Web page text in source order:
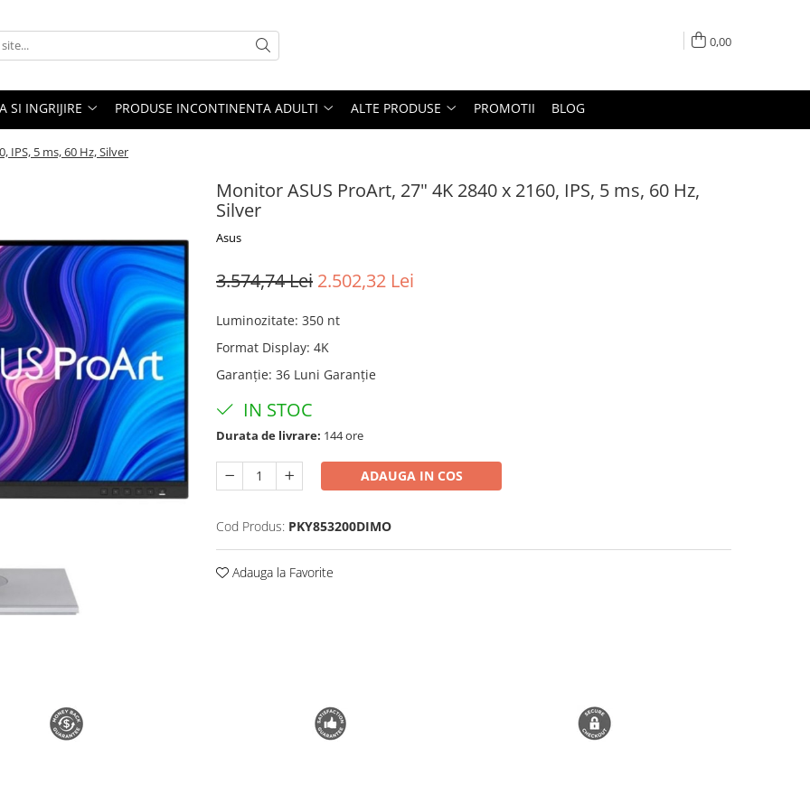
0,00
SI INGRIJIRE PRODUSE INCONTINENTA ADULTI ALTE PRODUSE PROMOTII BLOG
IPS, 5 ms, 60 Hz, Silver
Monitor ASUS ProArt, 27" 4K 2840 x 2160, IPS, 5 ms, 60 Hz,
Silver
Asus
3.574,74 Lei 2.502,32 Lei
Luminozitate: 350 nt
Format Display: 4K
Garanție: 36 Luni Garanție
IN STOC
Durata de livrare: 144 ore
ADAUGA IN COS
Cod Produs: PKY853200DIMO
Adauga la Favorite